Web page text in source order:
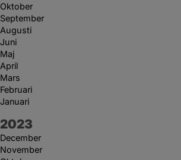
Oktober
September
Augusti
Juni
Maj
April
Mars
Februari
Januari
År:
2023
December
November